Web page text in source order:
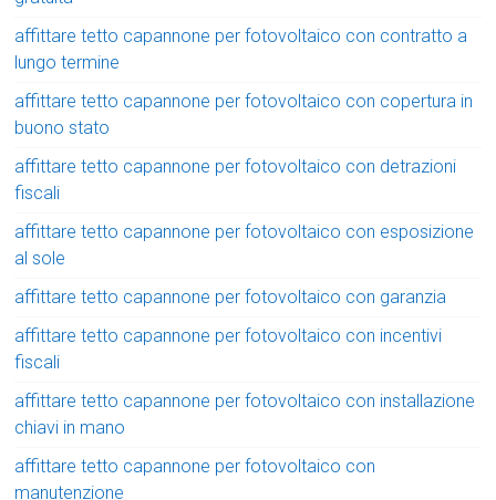
affittare tetto capannone per fotovoltaico con contratto a
lungo termine
affittare tetto capannone per fotovoltaico con copertura in
buono stato
affittare tetto capannone per fotovoltaico con detrazioni
fiscali
affittare tetto capannone per fotovoltaico con esposizione
al sole
affittare tetto capannone per fotovoltaico con garanzia
affittare tetto capannone per fotovoltaico con incentivi
fiscali
affittare tetto capannone per fotovoltaico con installazione
chiavi in mano
affittare tetto capannone per fotovoltaico con
manutenzione